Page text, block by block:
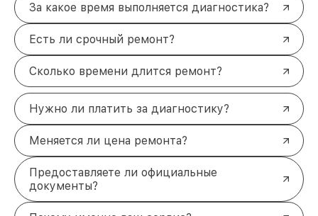
чёткое изображение.
Неисправность Wi-Fi— ремонтируем модули
связи для восстановления функциональности.
Почему выбирают наш сервис в
Санкт-Петербурге
Гарантия на ремонт — после выполнения
работ вы получаете гарантию на все
заменённые детали и услуги.
Бесплатная диагностика
поломку и стоимость ремонта без
дополнительных затрат с вашей стороны.
Оригинальные запчасти
только сертифицированные комплектующие
За какое время выполняется диагностика?
Есть ли срочный ремонт?
Сколько времени длится ремонт?
Нужно ли платить за диагностику?
Меняется ли цена ремонта?
Предоставляете ли официальные
документы?